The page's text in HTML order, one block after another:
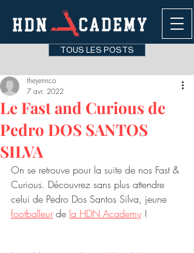
TOUS LES POSTS
Le Fast and Curious de
Pedro DOS SANTOS
SILVA
thejennco
7 avr. 2022
On se retrouve pour la suite de nos Fast &
Curious. Découvrez sans plus attendre
celui de Pedro Dos Santos Silva, jeune
footballeur de la HDN Academy !